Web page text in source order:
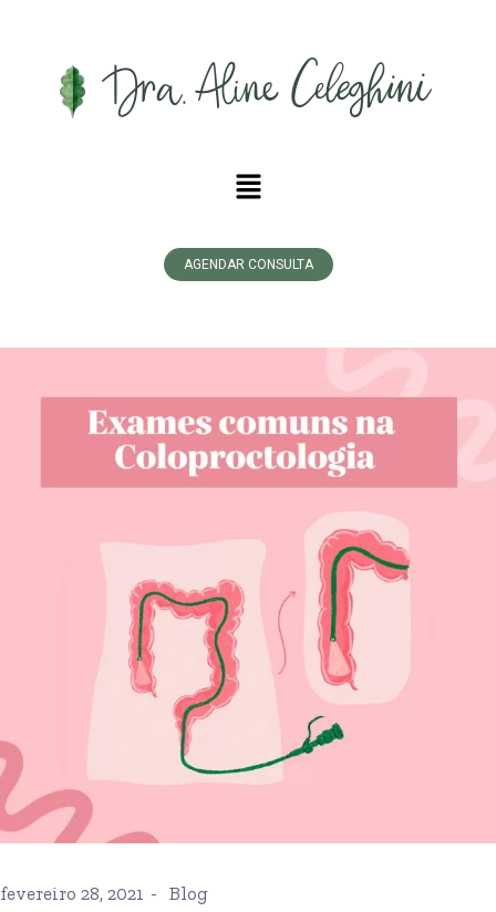
AGENDAR CONSULTA
fevereiro 28, 2021 Blog